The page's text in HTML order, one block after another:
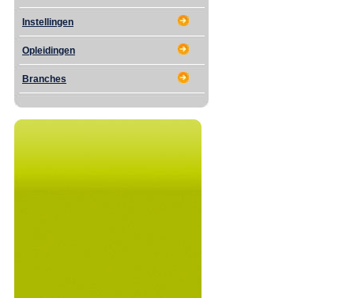
Instellingen
Opleidingen
Branches